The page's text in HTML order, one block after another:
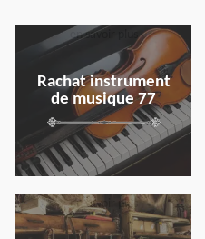
Rachat instrument
de musique 77
en savoir plus
en savoir plus